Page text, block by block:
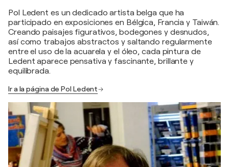
Pol Ledent es un dedicado artista belga que ha
participado en exposiciones en Bélgica, Francia y Taiwán.
Creando paisajes figurativos, bodegones y desnudos,
así como trabajos abstractos y saltando regularmente
entre el uso de la acuarela y el óleo, cada pintura de
Ledent aparece pensativa y fascinante, brillante y
equilibrada.
Ir a la página de Pol Ledent